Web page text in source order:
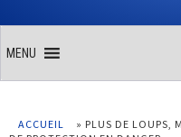
MENU
ACCUEIL » PLUS DE LOUPS,